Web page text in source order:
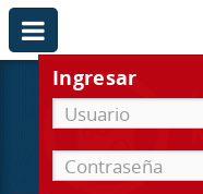
Ingresar